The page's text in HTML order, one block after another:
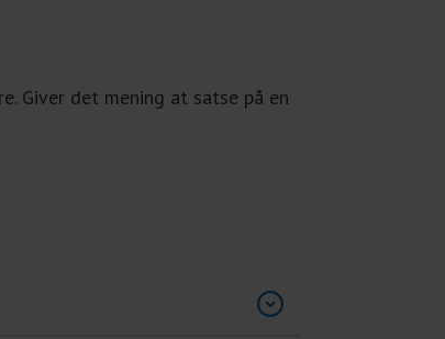
Giver det mening at satse på en